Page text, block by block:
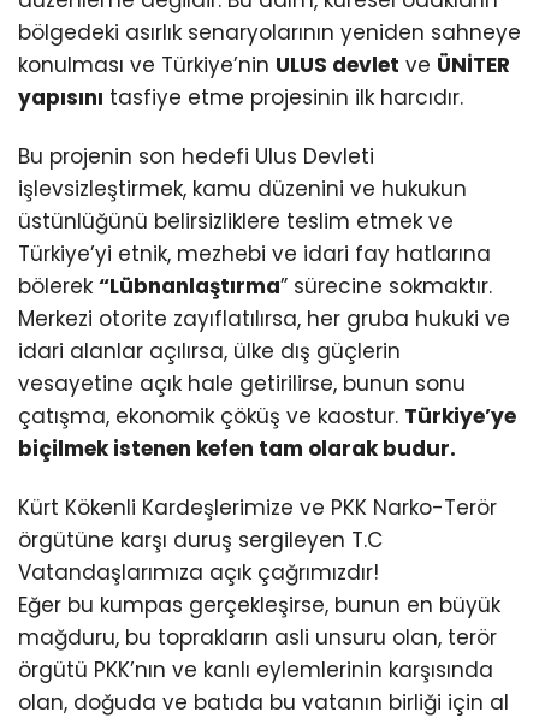
bölgedeki asırlık senaryolarının yeniden sahneye
konulması ve Türkiye’nin ULUS devlet ve ÜNİTER
yapısını tasfiye etme projesinin ilk harcıdır.
Bu projenin son hedefi Ulus Devleti
işlevsizleştirmek, kamu düzenini ve hukukun
üstünlüğünü belirsizliklere teslim etmek ve
Türkiye’yi etnik, mezhebi ve idari fay hatlarına
bölerek “Lübnanlaştırma” sürecine sokmaktır.
Merkezi otorite zayıflatılırsa, her gruba hukuki ve
idari alanlar açılırsa, ülke dış güçlerin
vesayetine açık hale getirilirse, bunun sonu
çatışma, ekonomik çöküş ve kaostur. Türkiye’ye
biçilmek istenen kefen tam olarak budur.
Kürt Kökenli Kardeşlerimize ve PKK Narko-Terör
örgütüne karşı duruş sergileyen T.C
Vatandaşlarımıza açık çağrımızdır!
Eğer bu kumpas gerçekleşirse, bunun en büyük
mağduru, bu toprakların asli unsuru olan, terör
örgütü PKK’nın ve kanlı eylemlerinin karşısında
olan, doğuda ve batıda bu vatanın birliği için al